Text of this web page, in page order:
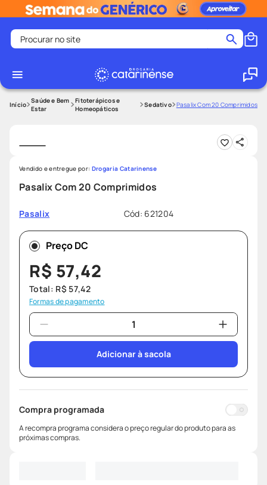
Procurar no site
1
2 º
medley
8º
ozivy
9º
lenço umedecido
protetor solar
Saúde e Bem
Estar
Fitoterápicos e
Homeopáticos
Sedativo Pasalix Com 20 Comprimidos
Pasalix Com 20 Comprimidos
Pasalix Cód: 621204
Vendido e entregue por: Drogaria Catarinense
Preço DC
R$ 57,42
Total: R$ 57,42
Formas de pagamento
Adicionar à sacola
Compra programada
A recompra programa considera o preço regular do produto para as
próximas compras.